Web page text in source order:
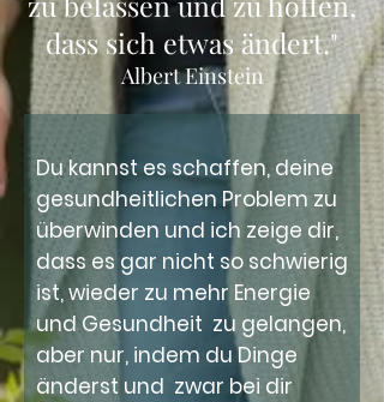
dass sich etwas ändert."
Albert Einstein
Du kannst es schaffen, deine
gesundheitlichen Problem zu
überwinden und ich zeige dir,
dass es gar nicht so schwierig
ist, wieder zu mehr Energie
und Gesundheit zu gelangen,
aber nur, indem du Dinge
änderst und zwar bei dir